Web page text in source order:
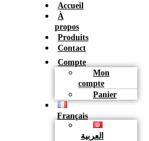
Accueil
À
propos
Produits
Contact
Compte
Mon
compte
Panier
Français
العربية